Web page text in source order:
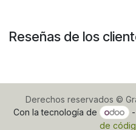
Reseñas de los
Derechos reservados ©
Con la tecnología de
-
de